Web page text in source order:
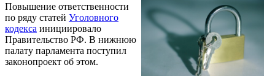
Повышение ответственности
по ряду статей Уголовного
кодекса инициировало
Правительство РФ. В нижнюю
палату парламента поступил
законопроект об этом.